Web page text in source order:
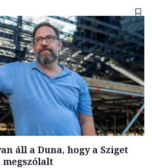
áll a Duna, hogy a Sziget
megszólalt